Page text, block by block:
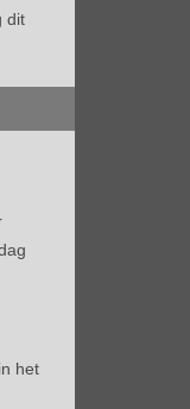
dit
het